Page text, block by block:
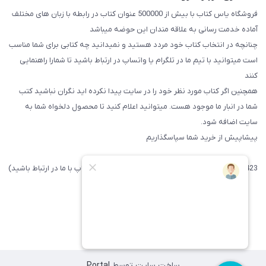
فروشگاه یاس کتاب با بیش از 500000 عنوان کتاب در رابطه با زبان های مختلف
آماده خدمت رسانی به علاقه مندان این حوضه میباشد
چنانچه در انتخاب کتاب خود مردد هستید و نمیدانید چه کتابی برای شما مناسب
است میتوانید با تیم ما در تلگرام یا واتساپ در ارتباط باشید تا شما‌را راهنمایی
کنند
همچنین اگر کتاب مورد نظر خود را در سایت پیدا نکرده اید نگران نباشید کتب
شما در انبار ما موجود هست. میتوانید اعلام کنید تا محصول دلخواه شما به
سایت اضافه شود.
پیشاپیش از خرید شما سپاسگذاریم
09371742423 (لطفا فقط پیامک داده و یا از طریق واتساپ با ما در ارتباط باشید)